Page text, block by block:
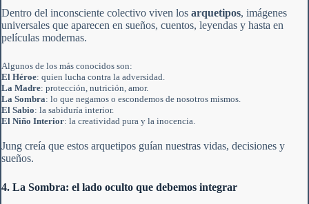
Dentro del inconsciente colectivo viven los arquetipos, imágenes
universales que aparecen en sueños, cuentos, leyendas y hasta en
películas modernas.
Algunos de los más conocidos son:
El Héroe: quien lucha contra la adversidad.
La Madre: protección, nutrición, amor.
La Sombra: lo que negamos o escondemos de nosotros mismos.
El Sabio: la sabiduría interior.
El Niño Interior: la creatividad pura y la inocencia.
Jung creía que estos arquetipos guían nuestras vidas, decisiones y
sueños.
4. La Sombra: el lado oculto que debemos integrar